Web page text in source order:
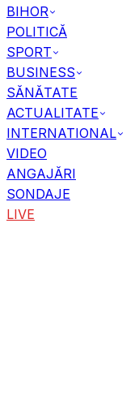
BIHOR
POLITICĂ
SPORT
BUSINESS
SĂNĂTATE
ACTUALITATE
INTERNATIONAL
VIDEO
ANGAJĂRI
SONDAJE
LIVE